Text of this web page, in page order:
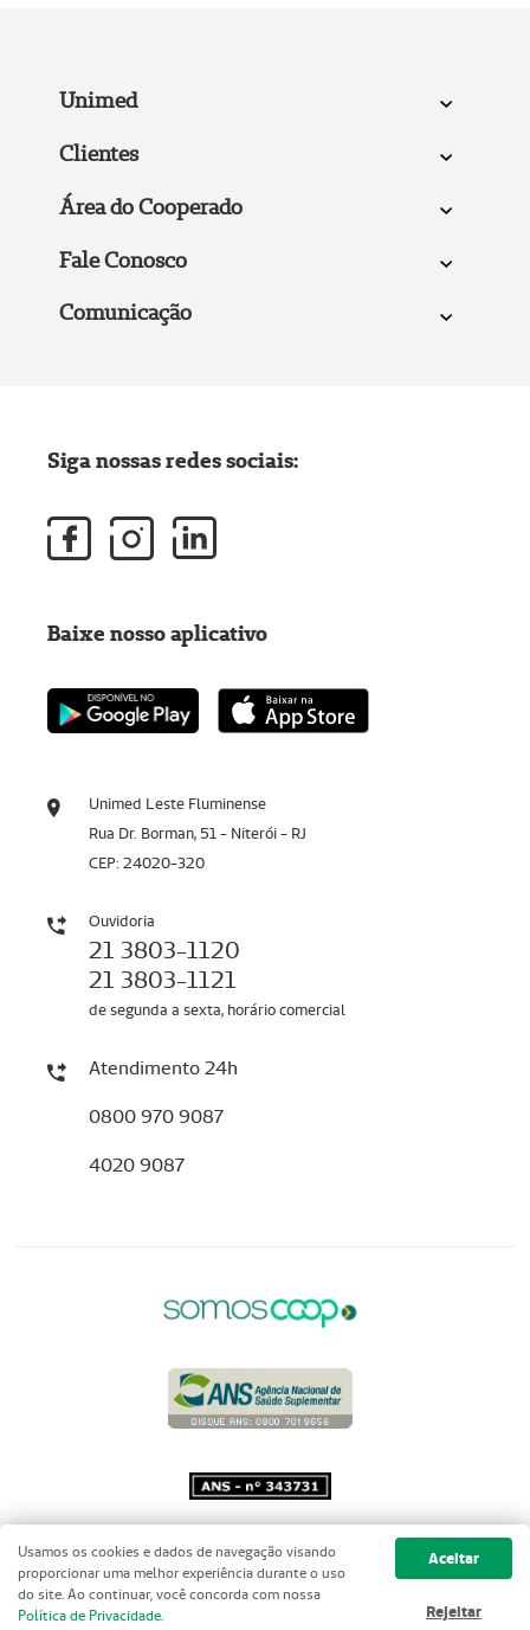
Unimed
Clientes
Área do Cooperado
Fale Conosco
Comunicação
Unimed Leste Fluminense
Rua Dr. Borman, 51 - Niterói - RJ
CEP: 24020-320
Ouvidoria
21 3803-1120
21 3803-1121
de segunda a sexta, horário comercial
Atendimento 24h
0800 970 9087
4020 9087
Siga nossas redes sociais:
Baixe nosso aplicativo
Copyright 2001 - 2026 Unimed do
Brasil - Todos os direitos reservados
Usamos os cookies e dados de navegação visando
proporcionar uma melhor experiência durante o uso
do site. Ao continuar, você concorda com nossa
Política de Privacidade.
Aceitar
Rejeitar